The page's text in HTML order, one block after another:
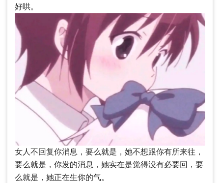
好哄。
女人不回复你消息，要么就是，她不想跟你有所来往，
要么就是，你发的消息，她实在是觉得没有必要回，要
么就是，她正在生你的气。